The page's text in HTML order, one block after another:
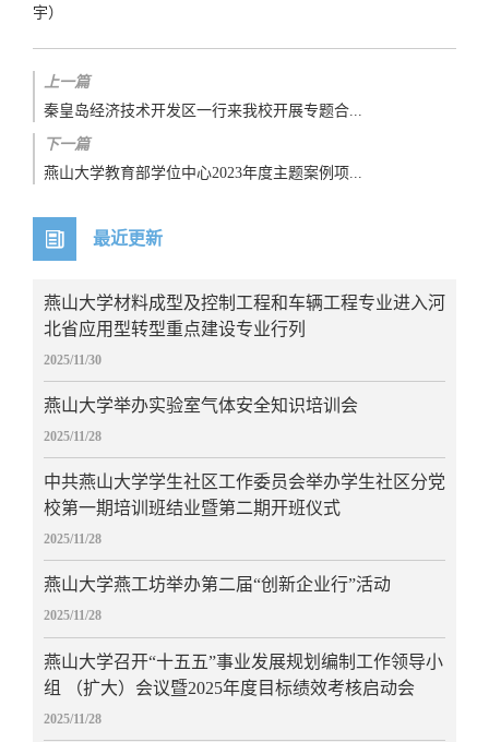
宇）
上一篇
秦皇岛经济技术开发区一行来我校开展专题合...
下一篇
燕山大学教育部学位中心2023年度主题案例项...
最近更新
燕山大学材料成型及控制工程和车辆工程专业进入河
北省应用型转型重点建设专业行列
2025/11/30
燕山大学举办实验室气体安全知识培训会
2025/11/28
中共燕山大学学生社区工作委员会举办学生社区分党
校第一期培训班结业暨第二期开班仪式
2025/11/28
燕山大学燕工坊举办第二届“创新企业行”活动
2025/11/28
燕山大学召开“十五五”事业发展规划编制工作领导小
组 （扩大）会议暨2025年度目标绩效考核启动会
2025/11/28